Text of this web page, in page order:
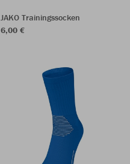
JAKO Trainingssocken
6,00 €